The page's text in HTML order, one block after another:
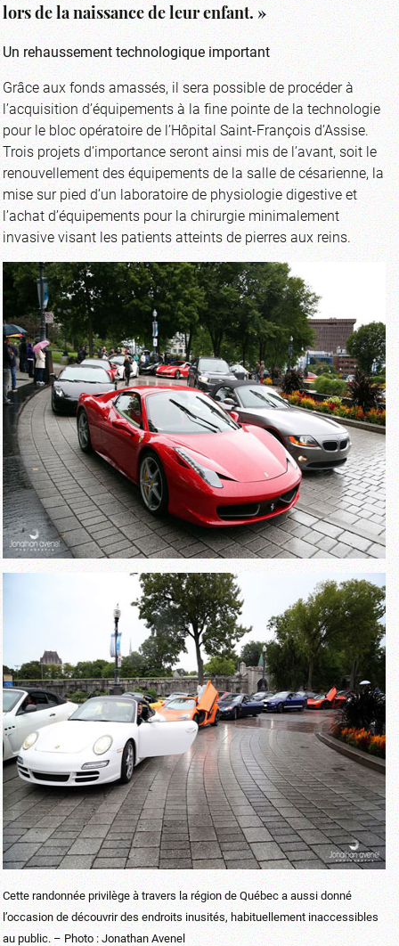
lors de la naissance de leur enfant. »
Un rehaussement technologique important
Grâce aux fonds amassés, il sera possible de procéder à
l’acquisition d’équipements à la fine pointe de la technologie
pour le bloc opératoire de l’Hôpital Saint-François d’Assise.
Trois projets d’importance seront ainsi mis de l’avant, soit le
renouvellement des équipements de la salle de césarienne, la
mise sur pied d’un laboratoire de physiologie digestive et
l’achat d’équipements pour la chirurgie minimalement
invasive visant les patients atteints de pierres aux reins.
Cette randonnée privilège à travers la région de Québec a aussi donné
l’occasion de découvrir des endroits inusités, habituellement inaccessibles
au public. – Photo : Jonathan Avenel